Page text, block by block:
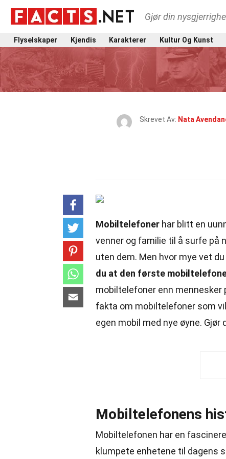
Gjør din
Flyselskaper Kjendis Karakterer Kultur Og Kunst
Skrevet Av: Nata
Mobiltelefoner har blitt en
venner og familie til å surfe på
uten dem. Men hvor mye vet
du at den første
mobiltelefoner enn mennesker
fakta om mobiltelefoner som
egen mobil med nye øyne. Gjør
Mobiltelefonens
Mobiltelefonen har en
klumpete enhetene til dagens